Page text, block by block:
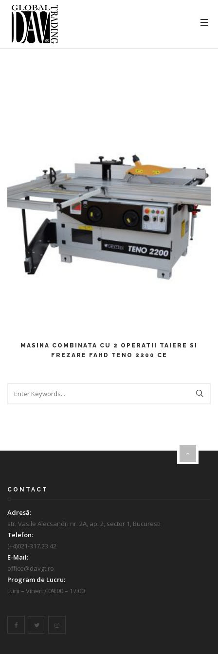
MASINA COMBINATA CU 2 OPERATII TAIERE SI
FREZARE FAHD TENO 2200 CE
CONTACT
Adresă:
str. Vasile Alecsandri nr. 2A, ap. 2, sector 1, Bucuresti
Telefon:
(+4)021-317.23.42
E-Mail:
office@davgt.ro
Program de Lucru:
Luni – Vineri / 09:00 – 17:00